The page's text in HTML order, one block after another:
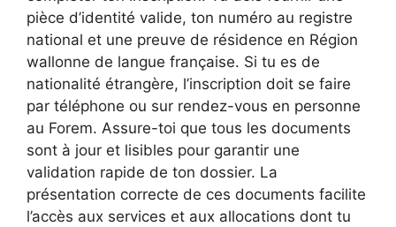
pièce d’identité valide, ton numéro au registre
national et une preuve de résidence en Région
wallonne de langue française. Si tu es de
nationalité étrangère, l’inscription doit se faire
par téléphone ou sur rendez-vous en personne
au Forem. Assure-toi que tous les documents
sont à jour et lisibles pour garantir une
validation rapide de ton dossier. La
présentation correcte de ces documents facilite
l’accès aux services et aux allocations dont tu